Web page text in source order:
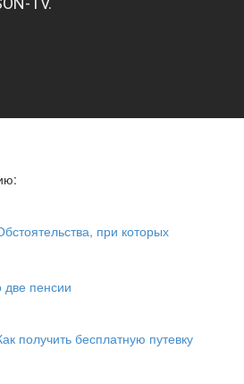
при которых
пенсии
получить бесплатную путевку